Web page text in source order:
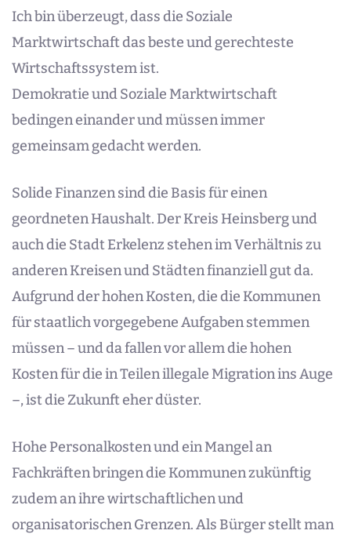
Ich bin überzeugt, dass die Soziale
Marktwirtschaft das beste und gerechteste
Wirtschaftssystem ist.
Demokratie und Soziale Marktwirtschaft
bedingen einander und müssen immer
gemeinsam gedacht werden.
Solide Finanzen sind die Basis für einen
geordneten Haushalt. Der Kreis Heinsberg und
auch die Stadt Erkelenz stehen im Verhältnis zu
anderen Kreisen und Städten finanziell gut da.
Aufgrund der hohen Kosten, die die Kommunen
für staatlich vorgegebene Aufgaben stemmen
müssen – und da fallen vor allem die hohen
Kosten für die in Teilen illegale Migration ins Auge
–, ist die Zukunft eher düster.
Hohe Personalkosten und ein Mangel an
Fachkräften bringen die Kommunen zukünftig
zudem an ihre wirtschaftlichen und
organisatorischen Grenzen. Als Bürger stellt man